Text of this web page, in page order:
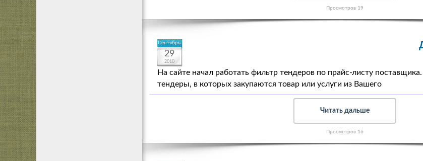
Просмотров 19
Сентябрь
29
2010
На сайте начал работать фильтр тендеров по прайс-листу
тендеры, в которых закупаются товар или услуги из Вашего
Читать дальше
Просмотров 16